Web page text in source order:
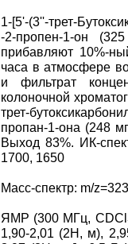
1-[5'-(3''-трет-
-2-пропен-1-он
прибавляют 10%-
часа в атмосфере
и фильтрат
колоночной
трет-
пропан-1-она (248
Выход 83%. ИК-
1700, 1650
Масс-спектр: m/
ЯМР (300 МГц,
1,90-2,01 (2H, м),